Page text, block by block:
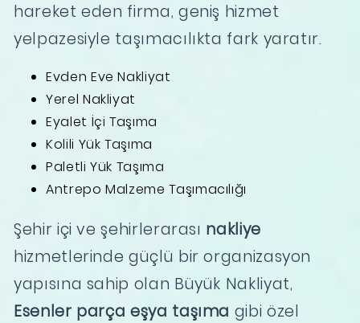
hareket eden firma, geniş hizmet
yelpazesiyle taşımacılıkta fark yaratır.
Evden Eve Nakliyat
Yerel Nakliyat
Eyalet İçi Taşıma
Kolili Yük Taşıma
Paletli Yük Taşıma
Antrepo Malzeme Taşımacılığı
Şehir içi ve şehirlerarası nakliye
hizmetlerinde güçlü bir organizasyon
yapısına sahip olan Büyük Nakliyat,
Esenler parça eşya taşıma gibi özel